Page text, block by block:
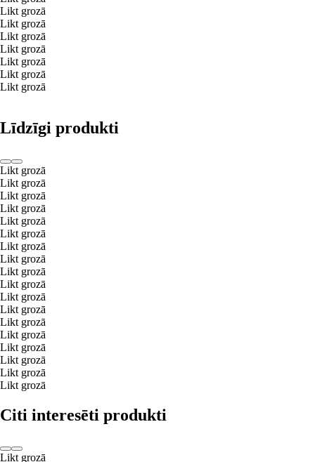
Likt grozā
Likt grozā
Likt grozā
Likt grozā
Likt grozā
Likt grozā
Likt grozā
Līdzīgi produkti
Likt grozā
Likt grozā
Likt grozā
Likt grozā
Likt grozā
Likt grozā
Likt grozā
Likt grozā
Likt grozā
Likt grozā
Likt grozā
Likt grozā
Likt grozā
Likt grozā
Likt grozā
Likt grozā
Likt grozā
Likt grozā
Citi interesēti produkti
Likt grozā